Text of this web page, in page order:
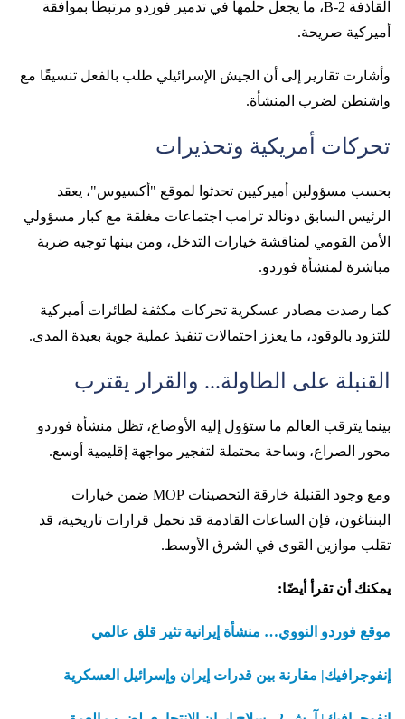
القاذفة B-2، ما يجعل حلمها في تدمير فوردو مرتبطًا بموافقة
أميركية صريحة.
وأشارت تقارير إلى أن الجيش الإسرائيلي طلب بالفعل تنسيقًا مع
واشنطن لضرب المنشأة.
تحركات أمريكية وتحذيرات
بحسب مسؤولين أميركيين تحدثوا لموقع "أكسيوس"، يعقد
الرئيس السابق دونالد ترامب اجتماعات مغلقة مع كبار مسؤولي
الأمن القومي لمناقشة خيارات التدخل، ومن بينها توجيه ضربة
مباشرة لمنشأة فوردو.
كما رصدت مصادر عسكرية تحركات مكثفة لطائرات أميركية
للتزود بالوقود، ما يعزز احتمالات تنفيذ عملية جوية بعيدة المدى.
القنبلة على الطاولة... والقرار يقترب
بينما يترقب العالم ما ستؤول إليه الأوضاع، تظل منشأة فوردو
محور الصراع، وساحة محتملة لتفجير مواجهة إقليمية أوسع.
ومع وجود القنبلة خارقة التحصينات MOP ضمن خيارات
البنتاغون، فإن الساعات القادمة قد تحمل قرارات تاريخية، قد
تقلب موازين القوى في الشرق الأوسط.
يمكنك أن تقرأ أيضًا:
موقع فوردو النووي… منشأة إيرانية تثير قلق عالمي
إنفوجرافيك| مقارنة بين قدرات إيران وإسرائيل العسكرية